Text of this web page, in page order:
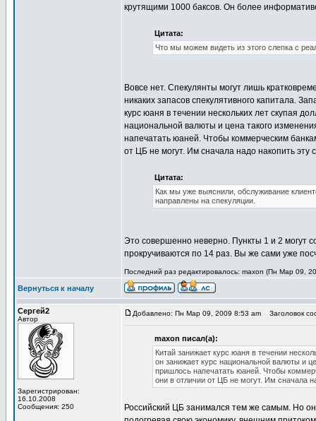
крутящими 1000 баксов. Он более
Цитата:
Что мы можем видеть из этого слепка с
Вовсе нет. Спекулянты могут лишь
никаких запасов спекулятивного капитала.
курс юаня в течении нескольких лет скупая
национальной валюты и цена такого
напечатать юаней. Чтобы коммерческим
от ЦБ не могут. Им сначала надо накопить эту
Цитата:
Как мы уже выяснили, обслуживание
направлены на спекуляции.
Это совершенно неверно. Пункты 1 и 2 могут
прокручиваются по 14 раз. Вы же сами уже
Последний раз редактировалось: maxon (Пн Мар 09,
Вернуться к началу
Сергей2
Автор
Зарегистрирован:
16.10.2008
Сообщения: 250
Добавлено: Пн Мар 09, 2009 8:53 am Заголовок
maxon писал(а):
Китай занижает курс юаня в течении
он занижает курс национальной валюты и
пришлось напечатать юаней. Чтобы
они в отличии от ЦБ не могут. Им сначала
Российский ЦБ занимался тем же самым. Но